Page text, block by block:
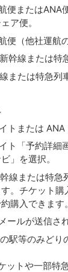
便またはANA
ア便。
便（他社運航
幹線または特
または特急列
または ANA
「予約詳細
」を選択。
または特急
。チケット
購入できます。
ルが送信され
等のみどり
ットや一部特